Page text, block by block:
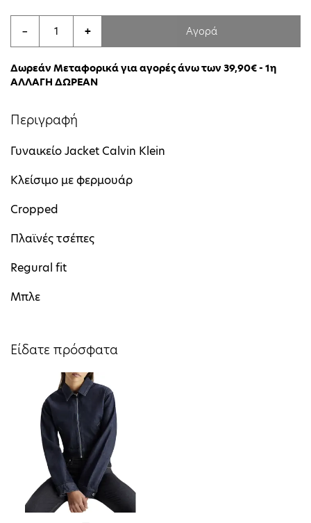
− + Αγορά
Δωρεάν Μεταφορικά για αγορές άνω των 39,90€ - 1η
ΑΛΛΑΓΗ ΔΩΡΕΑΝ
Περιγραφή
Γυναικείο Jacket Calvin Klein
Κλείσιμο με φερμουάρ
Cropped
Πλαϊνές τσέπες
Regural fit
Μπλε
Είδατε πρόσφατα